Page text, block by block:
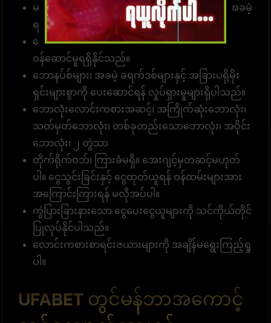
မန်ဘာ အသစ်အတွက် လျှောက်ထားပါ၊ ခရက်ဒစ်အခမဲ့
ရယူပါ၊ အမှန်တကယ်ငွေကို ပေးချရပါမယ်။
ခေါ်ဆိုရေးစင်တာအဖွဲ့သည် တစ်နေ့လျှင် 24 နာရီ
ဝန်ဆောင်မှုရရှိနိုင်သည်။
ဘောနပ်စ်များ၊ အခမဲ့ ခရက်ဒစ်များနှင့် အခြားပရိုမိုး
ရှင်းများစွာကို ပေးဆောင်ရန် လှုပ်ရှားမှုများရှိပါသည်။
ဘောလုံးလောင်းကစားအဆင့်၊ အကြိုက်ဆုံးဘောလုံး၊
သတ်မှတ်ဘောလုံး၊ တစ်ခုတည်းသောဘောလုံး၊ အဝိုင်း
ဘောလုံး၊ ၂ တွဲသာ
တိုက်ရိုက်ဝဘ်၊ ကြားခံမရှိ။ အေးဂျင့်မှတဆင့်မဟုတ်
ပါ။ ငွေသွင်းခြင်းနှင့် ငွေထုတ်ယူရန် ဝန်ထမ်းများအား
အကြောင်းကြားရန် မလိုအပ်ပါ။
ကွဲပြားခြားနားသော ငွေပေးငွေယူများကို သင်ကိုယ်တိုင်
ပြုလုပ်နိုင်ပါသည်။
လောင်းကစားစာရင်းဇယားများကို အချိန်မရွေးကြည့်ရှု
ပါ။
UFABET တွင်မန်ဘာအကောင့်